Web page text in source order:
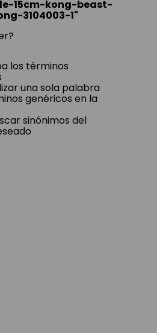
15cm-kong-beast-
3104003-1"
los términos
una sola palabra
genéricos en la
sinónimos del